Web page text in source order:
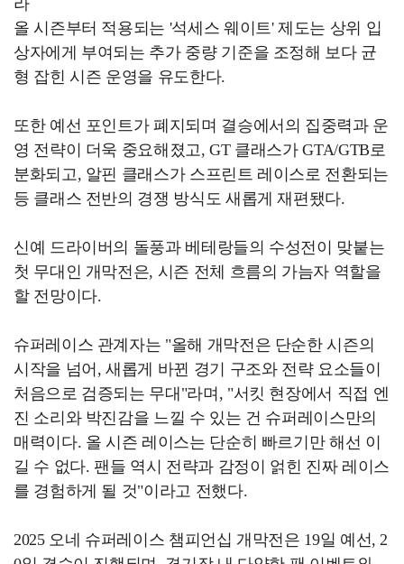
라
올 시즌부터 적용되는 '석세스 웨이트' 제도는 상위 입
상자에게 부여되는 추가 중량 기준을 조정해 보다 균
형 잡힌 시즌 운영을 유도한다.
또한 예선 포인트가 폐지되며 결승에서의 집중력과 운
영 전략이 더욱 중요해졌고, GT 클래스가 GTA/GTB로
분화되고, 알핀 클래스가 스프린트 레이스로 전환되는
등 클래스 전반의 경쟁 방식도 새롭게 재편됐다.
신예 드라이버의 돌풍과 베테랑들의 수성전이 맞붙는
첫 무대인 개막전은, 시즌 전체 흐름의 가늠자 역할을
할 전망이다.
슈퍼레이스 관계자는 "올해 개막전은 단순한 시즌의
시작을 넘어, 새롭게 바뀐 경기 구조와 전략 요소들이
처음으로 검증되는 무대"라며, "서킷 현장에서 직접 엔
진 소리와 박진감을 느낄 수 있는 건 슈퍼레이스만의
매력이다. 올 시즌 레이스는 단순히 빠르기만 해선 이
길 수 없다. 팬들 역시 전략과 감정이 얽힌 진짜 레이스
를 경험하게 될 것"이라고 전했다.
2025 오네 슈퍼레이스 챔피언십 개막전은 19일 예선, 2